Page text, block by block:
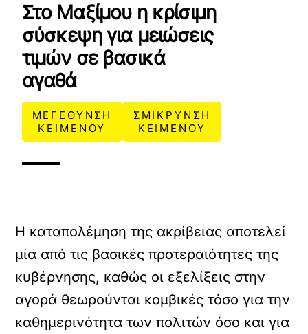
Στο Μαξίμου η κρίσιμη
σύσκεψη για μειώσεις
τιμών σε βασικά
αγαθά
ΜΕΓΕΘΥΝΣΗ
ΚΕΙΜΕΝΟΥ
ΣΜΙΚΡΥΝΣΗ
ΚΕΙΜΕΝΟΥ
Η καταπολέμηση της ακρίβειας αποτελεί
μία από τις βασικές προτεραιότητες της
κυβέρνησης, καθώς οι εξελίξεις στην
αγορά θεωρούνται κομβικές τόσο για την
καθημερινότητα των πολιτών όσο και για